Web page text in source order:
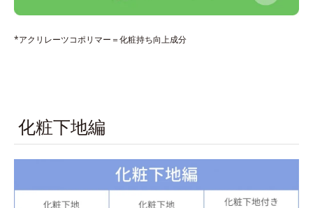
*アクリレーツコポリマー＝化粧持ち向上成分
化粧下地編